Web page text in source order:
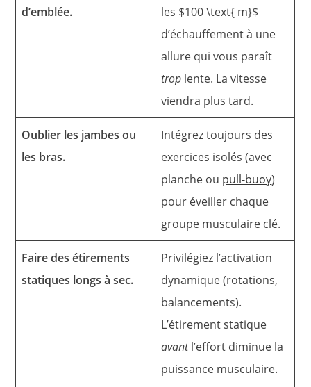
d’emblée.
les $100 \text{ m}$
d’échauffement à une
allure qui vous paraît
trop lente. La vitesse
viendra plus tard.
Oublier les jambes ou
les bras.
Intégrez toujours des
exercices isolés (avec
planche ou pull-buoy)
pour éveiller chaque
groupe musculaire clé.
Faire des étirements
statiques longs à sec.
Privilégiez l’activation
dynamique (rotations,
balancements).
L’étirement statique
avantl’effort diminue la
puissance musculaire.